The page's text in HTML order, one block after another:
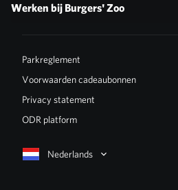
Werken bij Burgers' Zoo
Nederlands
Parkreglement
Voorwaarden cadeaubonnen
Privacy statement
ODR platform